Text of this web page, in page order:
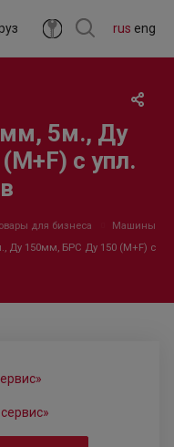
rus eng
мм, 5м., Ду
с упл.
для бизнеса
Машины
Ду 150мм, БРС Ду 150 (M+F) с